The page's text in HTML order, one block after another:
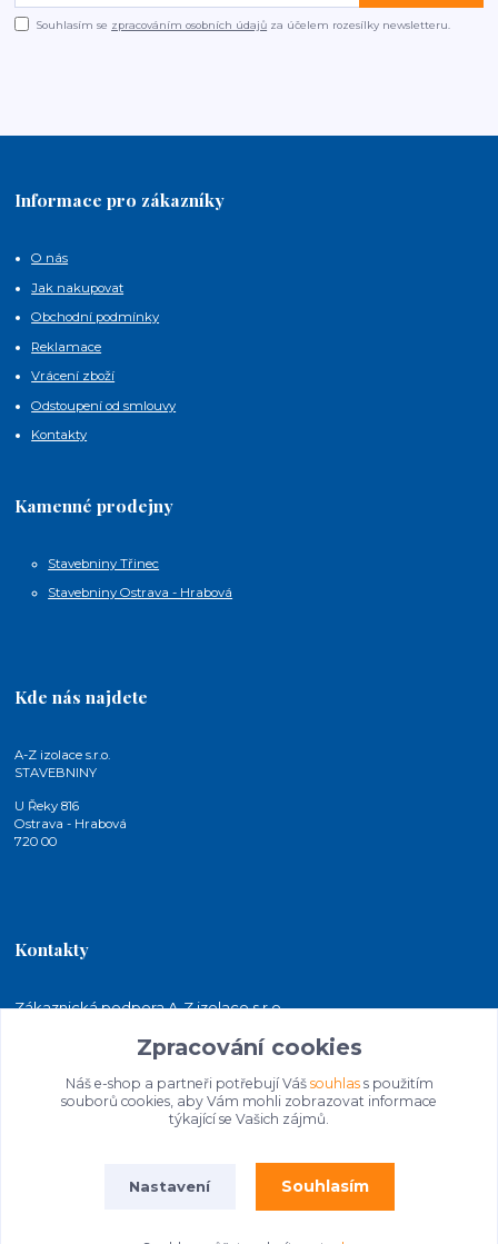
Souhlasím se zpracováním osobních údajů za účelem rozesílky newsletteru.
Informace pro zákazníky
O nás
Jak nakupovat
Obchodní podmínky
Reklamace
Vrácení zboží
Odstoupení od smlouvy
Kontakty
Kamenné prodejny
Stavebniny Třinec
Stavebniny Ostrava - Hrabová
Kde nás najdete
A-Z izolace s.r.o.
STAVEBNINY
U Řeky 816
Ostrava - Hrabová
720 00
Kontakty
Zákaznická podpora A-Z izolace s.r.o.
jakubkaleta@azizolace.cz
Zpracování cookies
Náš e-shop a partneři potřebují Váš souhlass použitím
souborů cookies, aby Vám mohli zobrazovat informace
týkající se Vašich zájmů.
Nastavení Souhlasím